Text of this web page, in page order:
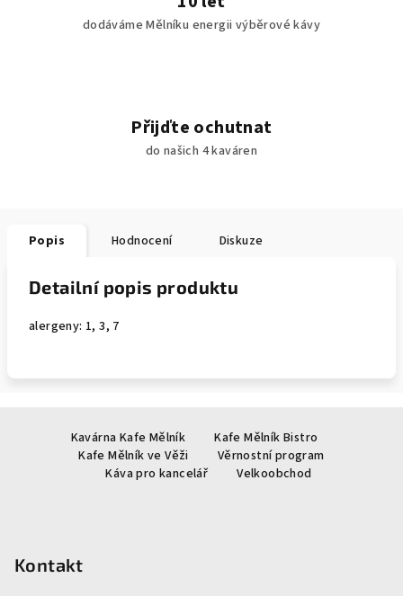
dodáváme Mělníku energii výběrové kávy
Přijďte ochutnat
do našich 4 kaváren
Popis Hodnocení Diskuze
Detailní popis produktu
alergeny: 1, 3, 7
Kavárna Kafe Mělník
Kafe Mělník Bistro
Kafe Mělník ve Věži
Věrnostní program
Káva pro kancelář
Velkoobchod
Kontakt